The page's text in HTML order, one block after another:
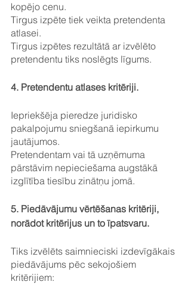
kopējo cenu.
Tirgus izpēte tiek veikta pretendenta
atlasei.
Tirgus izpētes rezultātā ar izvēlēto
pretendentu tiks noslēgts līgums.
4. Pretendentu atlases kritēriji.
Iepriekšēja pieredze juridisko
pakalpojumu sniegšanā iepirkumu
jautājumos.
Pretendentam vai tā uzņēmuma
pārstāvim nepieciešama augstākā
izglītība tiesību zinātņu jomā.
5. Piedāvājumu vērtēšanas kritēriji,
norādot kritērijus un to īpatsvaru.
Tiks izvēlēts saimnieciski izdevīgākais
piedāvājums pēc sekojošiem
kritērijiem: